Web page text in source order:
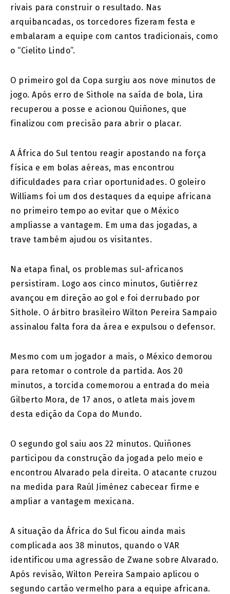
rivais para construir o resultado. Nas
arquibancadas, os torcedores fizeram festa e
embalaram a equipe com cantos tradicionais, como
o “Cielito Lindo”.
O primeiro gol da Copa surgiu aos nove minutos de
jogo. Após erro de Sithole na saída de bola, Lira
recuperou a posse e acionou Quiñones, que
finalizou com precisão para abrir o placar.
A África do Sul tentou reagir apostando na força
física e em bolas aéreas, mas encontrou
dificuldades para criar oportunidades. O goleiro
Williams foi um dos destaques da equipe africana
no primeiro tempo ao evitar que o México
ampliasse a vantagem. Em uma das jogadas, a
trave também ajudou os visitantes.
Na etapa final, os problemas sul-africanos
persistiram. Logo aos cinco minutos, Gutiérrez
avançou em direção ao gol e foi derrubado por
Sithole. O árbitro brasileiro Wilton Pereira Sampaio
assinalou falta fora da área e expulsou o defensor.
Mesmo com um jogador a mais, o México demorou
para retomar o controle da partida. Aos 20
minutos, a torcida comemorou a entrada do meia
Gilberto Mora, de 17 anos, o atleta mais jovem
desta edição da Copa do Mundo.
O segundo gol saiu aos 22 minutos. Quiñones
participou da construção da jogada pelo meio e
encontrou Alvarado pela direita. O atacante cruzou
na medida para Raúl Jiménez cabecear firme e
ampliar a vantagem mexicana.
A situação da África do Sul ficou ainda mais
complicada aos 38 minutos, quando o VAR
identificou uma agressão de Zwane sobre Alvarado.
Após revisão, Wilton Pereira Sampaio aplicou o
segundo cartão vermelho para a equipe africana.